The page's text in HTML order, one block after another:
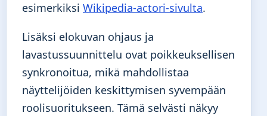
esimerkiksi Wikipedia-actori-sivulta.
Lisäksi elokuvan ohjaus ja
lavastussuunnittelu ovat poikkeuksellisen
synkronoitua, mikä mahdollistaa
näyttelijöiden keskittymisen syvempään
roolisuoritukseen. Tämä selvästi näkyy